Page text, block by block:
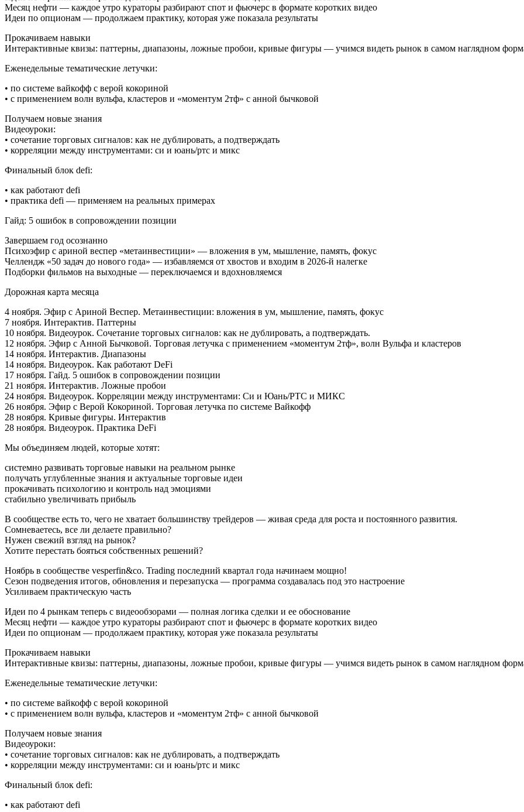
Месяц нефти — каждое утро кураторы разбирают спот и фьючерс в формате коротких видео
Идеи по опционам — продолжаем практику, которая уже показала результаты
Прокачиваем навыки
Интерактивные квизы: паттерны, диапазоны, ложные пробои, кривые фигуры — учимся видеть рынок в самом наглядном
Еженедельные тематические летучки:
• по системе вайкофф с верой кокориной
• с применением волн вульфа, кластеров и «моментум 2тф» с анной бычковой
Получаем новые знания
Видеоуроки:
• сочетание торговых сигналов: как не дублировать, а подтверждать
• корреляции между инструментами: си и юань/ртс и микс
Финальный блок defi:
• как работают defi
• практика defi — применяем на реальных примерах
Гайд: 5 ошибок в сопровождении позиции
Завершаем год осознанно
Психоэфир с ариной веспер «метаинвестиции» — вложения в ум, мышление, память, фокус
Челлендж «50 задач до нового года» — избавляемся от хвостов и входим в 2026-й налегке
Подборки фильмов на выходные — переключаемся и вдохновляемся
Дорожная карта месяца
4 ноября. Эфир c Ариной Веспер. Метаинвестиции: вложения в ум, мышление, память, фокус
7 ноября. Интерактив. Паттерны
10 ноября. Видеоурок. Сочетание торговых сигналов: как не дублировать, а подтверждать.
12 ноября. Эфир с Анной Бычковой. Торговая летучка с применением «моментум 2тф», волн Вульфа и кластеров
14 ноября. Интерактив. Диапазоны
14 ноября. Видеоурок. Как работают DeFi
17 ноября. Гайд. 5 ошибок в сопровождении позиции
21 ноября. Интерактив. Ложные пробои
24 ноября. Видеоурок. Корреляции между инструментами: Си и Юань/РТС и МИКС
26 ноября. Эфир с Верой Кокориной. Торговая летучка по системе Вайкофф
28 ноября. Кривые фигуры. Интерактив
28 ноября. Видеоурок. Практика DeFi
Мы объединяем людей, которые хотят:
системно развивать торговые навыки на реальном рынке
получать углубленные знания и актуальные торговые идеи
прокачивать психологию и контроль над эмоциями
стабильно увеличивать прибыль
В сообществе есть то, чего не хватает большинству трейдеров — живая среда для роста и постоянного развития.
Сомневаетесь, все ли делаете правильно?
Нужен свежий взгляд на рынок?
Хотите перестать бояться собственных решений?
Ноябрь в сообществе vesperfin&co. Trading последний квартал года начинаем мощно!
Сезон подведения итогов, обновления и перезапуска — программа создавалась под это настроение
Усиливаем практическую часть
Идеи по 4 рынкам теперь с видеообзорами — полная логика сделки и ее обоснование
Месяц нефти — каждое утро кураторы разбирают спот и фьючерс в формате коротких видео
Идеи по опционам — продолжаем практику, которая уже показала результаты
Прокачиваем навыки
Интерактивные квизы: паттерны, диапазоны, ложные пробои, кривые фигуры — учимся видеть рынок в самом наглядном
Еженедельные тематические летучки:
• по системе вайкофф с верой кокориной
• с применением волн вульфа, кластеров и «моментум 2тф» с анной бычковой
Получаем новые знания
Видеоуроки:
• сочетание торговых сигналов: как не дублировать, а подтверждать
• корреляции между инструментами: си и юань/ртс и микс
Финальный блок defi:
• как работают defi